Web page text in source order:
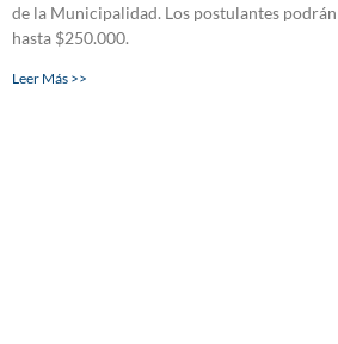
de la Municipalidad. Los postulantes
hasta $250.000.
Leer Más >>